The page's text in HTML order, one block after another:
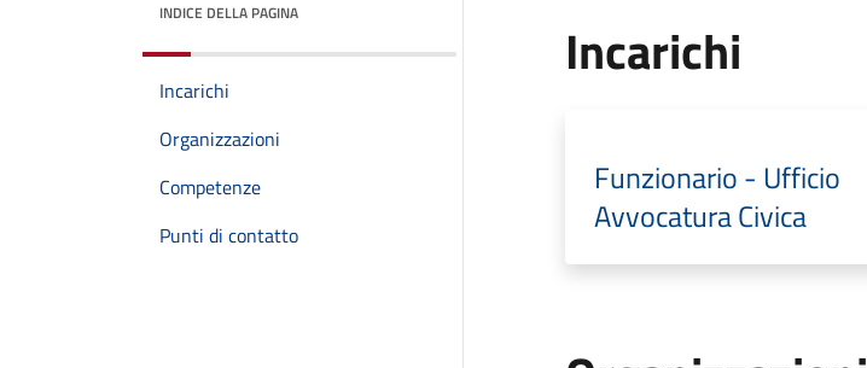
INDICE DELLA PAGINA
Incarichi
Organizzazioni
Competenze
Punti di contatto
Incarichi
Funzionario - Ufficio
Avvocatura Civica